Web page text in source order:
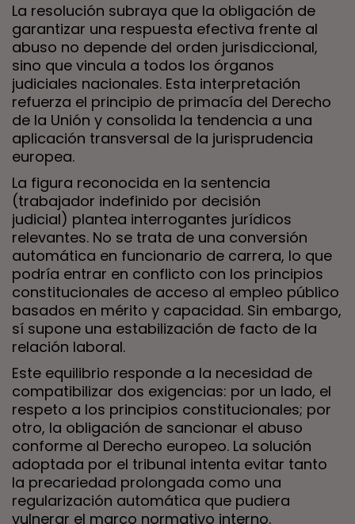
La resolución subraya que la obligación de
garantizar una respuesta efectiva frente al
abuso no depende del orden jurisdiccional,
sino que vincula a todos los órganos
judiciales nacionales. Esta interpretación
refuerza el principio de primacía del Derecho
de la Unión y consolida la tendencia a una
aplicación transversal de la jurisprudencia
europea.
La figura reconocida en la sentencia
(trabajador indefinido por decisión
judicial) plantea interrogantes jurídicos
relevantes. No se trata de una conversión
automática en funcionario de carrera, lo que
podría entrar en conflicto con los principios
constitucionales de acceso al empleo público
basados en mérito y capacidad. Sin embargo,
sí supone una estabilización de facto de la
relación laboral.
Este equilibrio responde a la necesidad de
compatibilizar dos exigencias: por un lado, el
respeto a los principios constitucionales; por
otro, la obligación de sancionar el abuso
conforme al Derecho europeo. La solución
adoptada por el tribunal intenta evitar tanto
la precariedad prolongada como una
regularización automática que pudiera
vulnerar el marco normativo interno.